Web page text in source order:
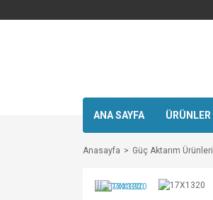
ANA SAYFA ÜRÜNLER
Anasayfa Güç Aktarım Ürünleri